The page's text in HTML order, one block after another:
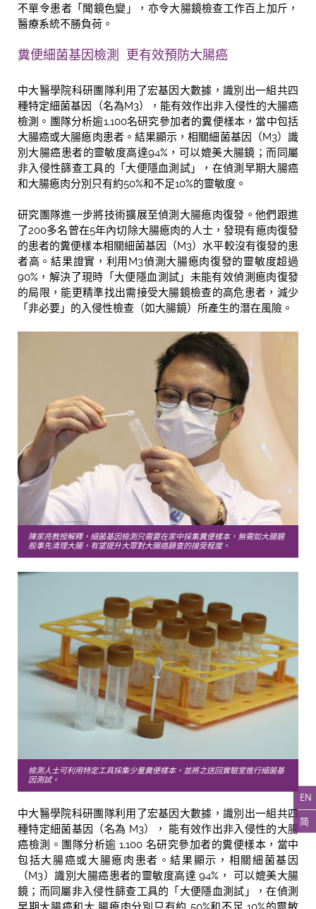
EN
简
不單令患者「聞鏡色變」，亦令大腸鏡檢查工作百上加斤，
醫療系統不勝負荷。
糞便細菌基因檢測 更有效預防大腸癌
中大醫學院科研團隊利用了宏基因大數據，識別出一組共四
種特定細菌基因（名為M3），能有效作出非入侵性的大腸癌
檢測。團隊分析逾1,100名研究參加者的糞便樣本，當中包括
大腸癌或大腸瘜肉患者。結果顯示，相關細菌基因（M3）識
別大腸癌患者的靈敏度高達94%，可以媲美大腸鏡；而同屬
非入侵性篩查工具的「大便隱血測試」，在偵測早期大腸癌
和大腸瘜肉分別只有約50%和不足10%的靈敏度。
研究團隊進一步將技術擴展至偵測大腸瘜肉復發。他們跟進
了200多名曾在5年內切除大腸瘜肉的人士，發現有瘜肉復發
的患者的糞便樣本相關細菌基因（M3）水平較沒有復發的患
者高。結果證實，利用M3偵測大腸瘜肉復發的靈敏度超過
90%，解決了現時「大便隱血測試」未能有效偵測瘜肉復發
的局限，能更精準找出需接受大腸鏡檢查的高危患者，減少
「非必要」的入侵性檢查（如大腸鏡）所產生的潛在風險。
陳家亮教授解釋，細菌基因檢測只需要在家中採集糞便樣本，無需如大腸鏡
般事先清理大腸，有望提升大眾對大腸癌篩查的接受程度。
檢測人士可利用特定工具採集少量糞便樣本，並將之送回實驗室進行細菌基
因測試。
中大醫學院科研團隊利用了宏基因大數據，識別出一組共四
種特定細菌基因（名為 M3）， 能有效作出非入侵性的大腸
癌檢測。團隊分析逾 1,100 名研究參加者的糞便樣本，當中
包括大腸癌或大腸瘜肉患者。結果顯示，相關細菌基因
（M3）識別大腸癌患者的靈敏度高達 94%， 可以媲美大腸
鏡；而同屬非入侵性篩查工具的「大便隱血測試」，在偵測